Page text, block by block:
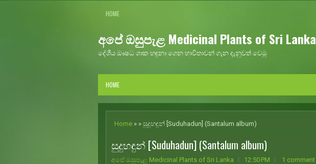
HOME
අපේ ඔසුපැළ Medicinal Plants of Sri Lanka
දේශීය ඖෂධ ශාක හඳුනා ගෙන භාවිතාවන් ගැන දැනුවත් වෙමු
HOME
Home » » සුදුහඳුන් [Suduhadun] (Santalum album)
සුදුහඳුන් [Suduhadun] (Santalum album)
අපේ ඔසුපැළ Medicinal Plants of Sri Lanka 12:50 PM 1 comment